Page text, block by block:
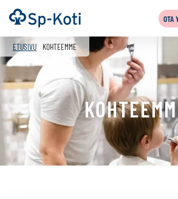
Siirry
sisältöön
Etusivu OTA
ETUSIVU KOHTEEMME